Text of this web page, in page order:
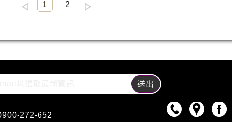
1 2
272-652